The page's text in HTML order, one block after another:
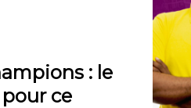
: le
ce